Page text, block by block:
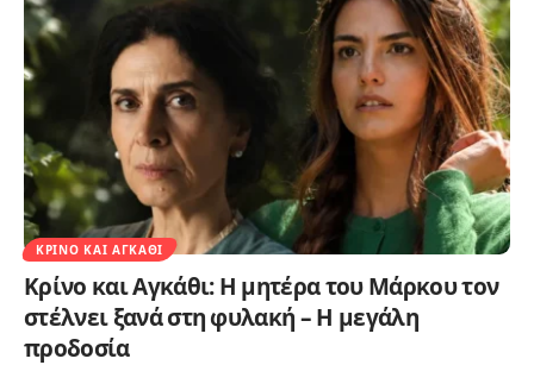
ΚΡΊΝΟ ΚΑΙ ΑΓΚΆΘΙ
Κρίνο και Αγκάθι: Η μητέρα του Μάρκου τον
στέλνει ξανά στη φυλακή – Η μεγάλη
προδοσία